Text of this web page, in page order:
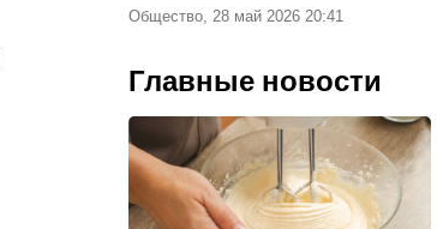
Общество, 28 май 2026 20:41
Главные новости